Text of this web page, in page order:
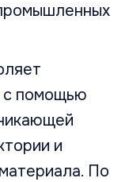
с помощью
и
По